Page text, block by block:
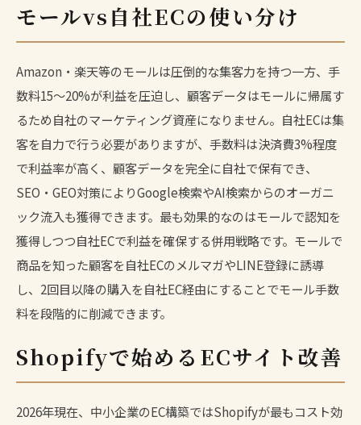
モールvs自社ECの使い分け
Amazon・楽天等のモールは圧倒的な集客力を持つ一方、手
数料15〜20%が利益を圧迫し、顧客データはモールに帰属す
るため自社のマーケティング資産になりません。自社ECは集
客を自力で行う必要がありますが、手数料は決済費3%程度
で利益率が高く、顧客データを完全に自社で保有でき、
SEO・GEO対策によりGoogle検索やAI検索からのオーガニ
ック流入も獲得できます。最も効果的なのはモールで認知を
獲得しつつ自社ECで利益を確保する併用戦略です。モールで
商品を知った顧客を自社ECのメルマガやLINE登録に誘導
し、2回目以降の購入を自社EC経由にすることでモール手数
料を段階的に削減できます。
Shopifyで始めるECサイト改善
2026年現在、中小企業のEC構築ではShopifyが最もコスト効